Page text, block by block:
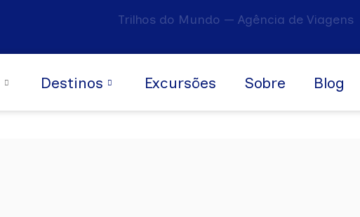
Trilhos do Mundo — Agência de Viagens
Destinos Excursões Sobre Blog